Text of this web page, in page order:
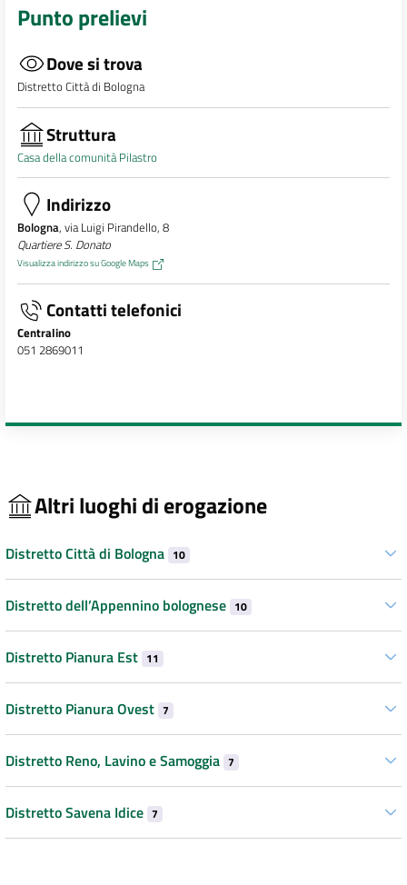
Punto prelievi
Dove si trova
Distretto Città di Bologna
Struttura
Casa della comunità Pilastro
Indirizzo
Bologna, via Luigi Pirandello, 8
Quartiere S. Donato
Visualizza indirizzo su Google Maps
Contatti telefonici
Centralino
051 2869011
Altri luoghi di erogazione
Distretto Città di Bologna 10
Distretto dell’Appennino bolognese 10
Distretto Pianura Est 11
Distretto Pianura Ovest 7
Distretto Reno, Lavino e Samoggia 7
Distretto Savena Idice 7